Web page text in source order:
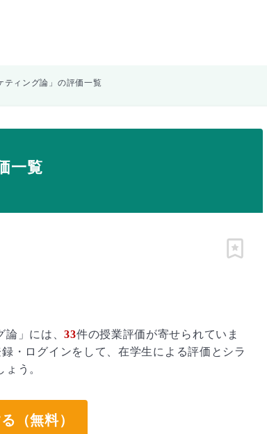
ティング論」の評価一覧
一覧
ピン留め
論」には、33件の授業評価が寄せられていま
・ログインをして、在学生による評価とシラ
う。
（無料）